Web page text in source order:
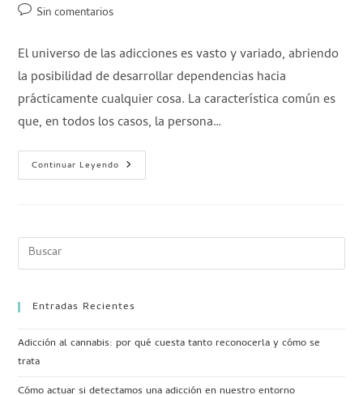
Sin comentarios
El universo de las adicciones es vasto y variado, abriendo
la posibilidad de desarrollar dependencias hacia
prácticamente cualquier cosa. La característica común es
que, en todos los casos, la persona…
Continuar Leyendo
Entradas Recientes
Adicción al cannabis: por qué cuesta tanto reconocerla y cómo se
trata
Cómo actuar si detectamos una adicción en nuestro entorno